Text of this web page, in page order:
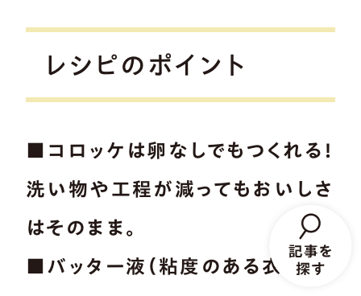
レシピのポイント
■コロッケは卵なしでもつくれる！
洗い物や工程が減ってもおいしさ
はそのまま。
■バッター液（粘度のある衣液）